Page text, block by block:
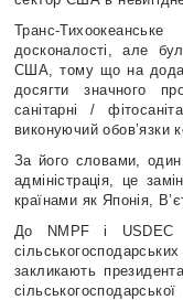
Транс-
досконалості, але
США, тому що на
досягти значного
санітарні /
виконуючий обов’язки
За його словами, один
адміністрація, це
країнами як Японія,
До NMPF і USDEC
закликають